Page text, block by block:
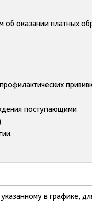
оказании платных
поступающими
в графике,